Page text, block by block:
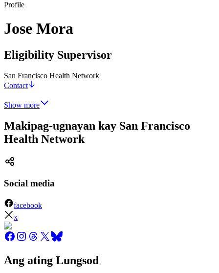
Profile
Jose Mora
Eligibility Supervisor
San Francisco Health Network
Contact
Show more
Makipag-ugnayan kay San Francisco
Health Network
Social media
facebook
x
Ang ating Lungsod